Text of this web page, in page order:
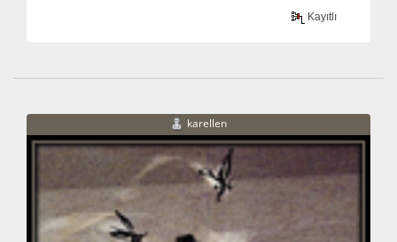
Kayıtlı
karellen